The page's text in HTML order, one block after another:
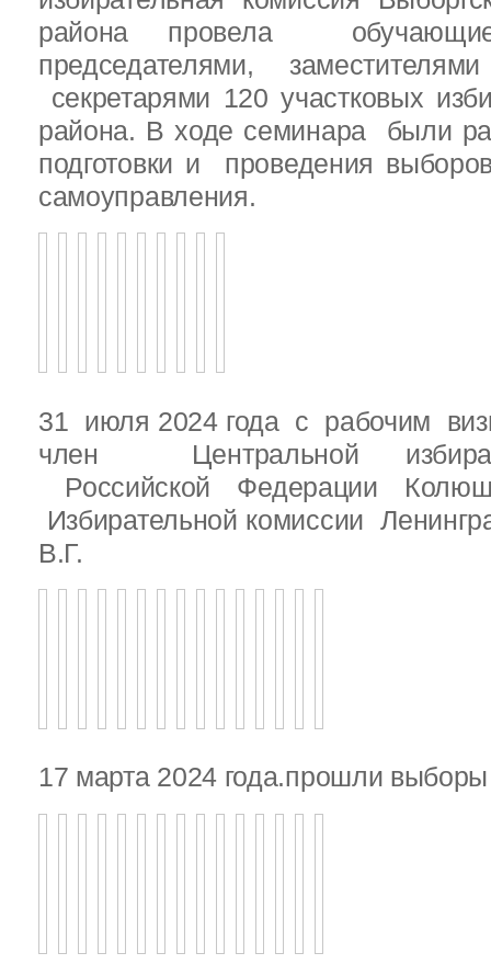
района провела
председателями,
секретарями 120 участковых
района. В ходе семинара были
подготовки и проведения
самоуправления.
31 июля 2024 года с рабочим
член Центральной
Российской Федерации
Избирательной комиссии
В.Г.
17 марта 2024 года.прошли